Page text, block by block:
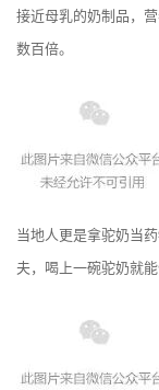
接近母乳的奶制品，
数百倍。
当地人更是拿驼奶当
夫，喝上一碗驼奶就能